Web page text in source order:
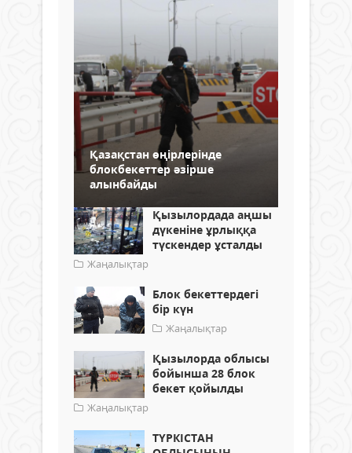
Қазақстан өңірлерінде
блокбекеттер әзірше
алынбайды
Қызылордада аңшы
дүкеніне ұрлыққа
түскендер ұсталды
Жаңалықтар
Блок бекеттердегі
бір күн
Жаңалықтар
Қызылорда облысы
бойынша 28 блок
бекет қойылды
Жаңалықтар
ТҮРКІСТАН